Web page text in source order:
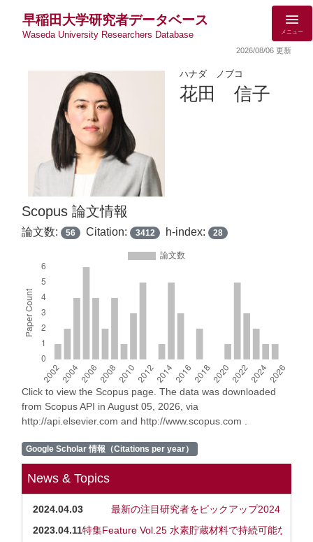
早稲田大学研究者データベース
Waseda University Researchers Database メニュー
2026/08/06 更新
ハナダ ノブコ
花田 信子
Scopus 論文情報
論文数: 56 Citation: 3412 h-index: 28
Click to view the Scopus page. The data was downloaded
from Scopus API in August 05, 2026, via
http://api.elsevier.com and http://www.scopus.com .
Google Scholar 情報（Citations per year）
News & Topics
2024.04.03
最新の注目研究者をピックアップ2024
2023.04.11特集Feature Vol.25 水素貯蔵材料で持続可能なエネ